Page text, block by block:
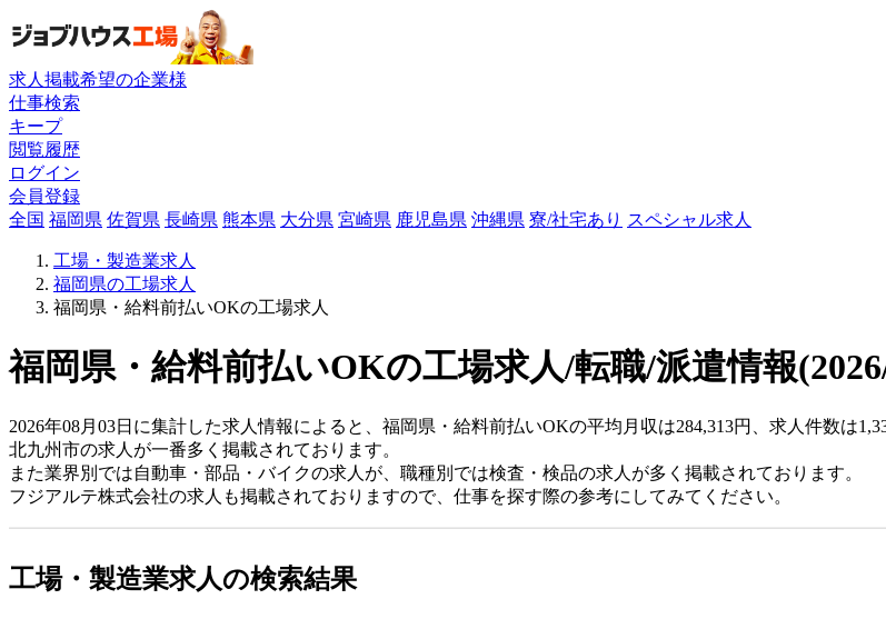
求人掲載希望の企業様
仕事検索
キープ
閲覧履歴
ログイン
会員登録
全国 福岡県 佐賀県 長崎県 熊本県 大分県 宮崎県 鹿児島県 沖縄県 寮/社宅あり スペシャル求人
工場・製造業求人
福岡県の工場求人
福岡県・給料前払いOKの工場求人
福岡県・給料前払いOKの工場求人/転職/派遣情報
2026年08月03日に集計した求人情報によると、福岡県・給料前払いOKの平均月収は284,313円、求人件数は
北九州市の求人が一番多く掲載されております。
また業界別では自動車・部品・バイクの求人が、職種別では検査・検品の求人が多く掲載されております。
フジアルテ株式会社の求人も掲載されておりますので、仕事を探す際の参考にしてみてください。
工場・製造業求人の検索結果